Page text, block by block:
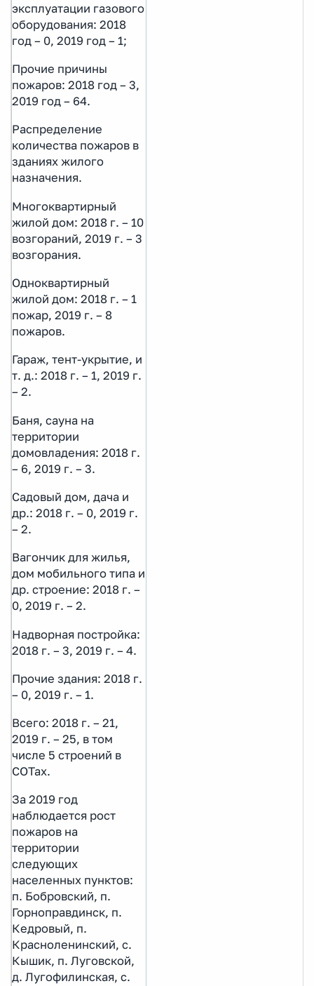
эксплуатации газового
оборудования: 2018
год – 0, 2019 год – 1;
Прочие причины
пожаров: 2018 год – 3,
2019 год – 64.
Распределение
количества пожаров в
зданиях жилого
назначения.
Многоквартирный
жилой дом: 2018 г. – 10
возгораний, 2019 г. – 3
возгорания.
Одноквартирный
жилой дом: 2018 г. – 1
пожар, 2019 г. – 8
пожаров.
Гараж, тент-укрытие, и
т. д.: 2018 г. – 1, 2019 г.
– 2.
Баня, сауна на
территории
домовладения: 2018 г.
– 6, 2019 г. – 3.
Садовый дом, дача и
др.: 2018 г. – 0, 2019 г.
– 2.
Вагончик для жилья,
дом мобильного типа и
др. строение: 2018 г. –
0, 2019 г. – 2.
Надворная постройка:
2018 г. – 3, 2019 г. – 4.
Прочие здания: 2018 г.
– 0, 2019 г. – 1.
Всего: 2018 г. – 21,
2019 г. – 25, в том
числе 5 строений в
СОТах.
За 2019 год
наблюдается рост
пожаров на
территории
следующих
населенных пунктов:
п. Бобровский, п.
Горноправдинск, п.
Кедровый, п.
Красноленинский, с.
Кышик, п. Луговской,
д. Лугофилинская, с.